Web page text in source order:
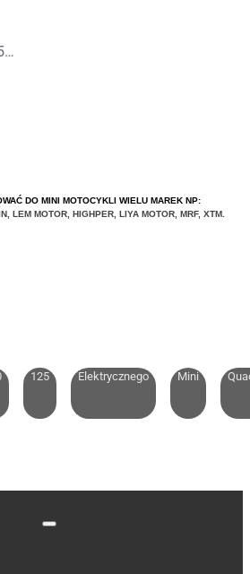
Hulk AG8 RS-Line 150 Spalinowy Midi Quad
DO MINI MOTOCYKLI WIELU MAREK NP:
, LEM MOTOR, HIGHPER, LIYA MOTOR, MRF, XTM.
125 Elektrycznego Mini